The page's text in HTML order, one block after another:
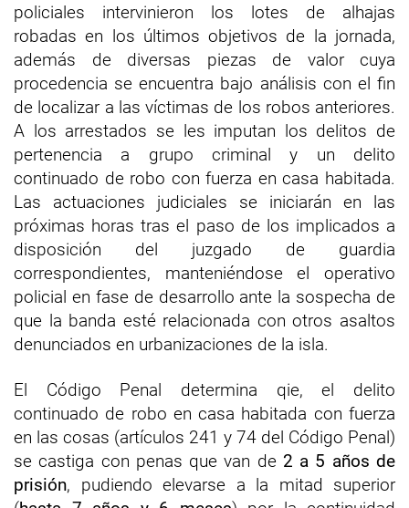
policiales intervinieron los lotes de alhajas
robadas en los últimos objetivos de la jornada,
además de diversas piezas de valor cuya
procedencia se encuentra bajo análisis con el fin
de localizar a las víctimas de los robos anteriores.
A los arrestados se les imputan los delitos de
pertenencia a grupo criminal y un delito
continuado de robo con fuerza en casa habitada.
Las actuaciones judiciales se iniciarán en las
próximas horas tras el paso de los implicados a
disposición del juzgado de guardia
correspondientes, manteniéndose el operativo
policial en fase de desarrollo ante la sospecha de
que la banda esté relacionada con otros asaltos
denunciados en urbanizaciones de la isla.
El Código Penal determina qie, el delito
continuado de robo en casa habitada con fuerza
en las cosas (artículos 241 y 74 del Código Penal)
se castiga con penas que van de 2 a 5 años de
prisión, pudiendo elevarse a la mitad superior